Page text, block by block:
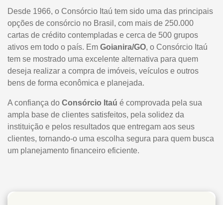
Desde 1966, o Consórcio Itaú tem sido uma das principais
opções de consórcio no Brasil, com mais de 250.000
cartas de crédito contempladas e cerca de 500 grupos
ativos em todo o país. Em Goianira/GO, o Consórcio Itaú
tem se mostrado uma excelente alternativa para quem
deseja realizar a compra de imóveis, veículos e outros
bens de forma econômica e planejada.
A confiança do Consórcio Itaú é comprovada pela sua
ampla base de clientes satisfeitos, pela solidez da
instituição e pelos resultados que entregam aos seus
clientes, tornando-o uma escolha segura para quem busca
um planejamento financeiro eficiente.